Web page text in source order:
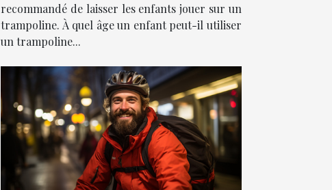
recommandé de laisser les enfants jouer sur un
trampoline. À quel âge un enfant peut-il utiliser
un trampoline...